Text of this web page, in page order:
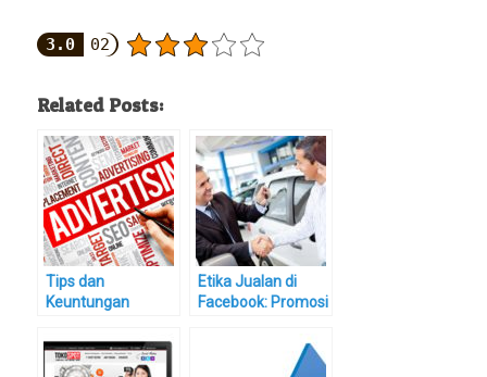
3.0 02
Related Posts:
Tips dan
Keuntungan
Facebook
Etika Jualan di
Facebook: Promosi
Pengguna Lain